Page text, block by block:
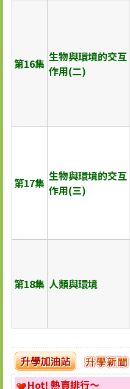
第16集 生物與環境的交互
作用(二)
第17集 生物與環境的交互
作用(三)
第18集 人類與環境
Hot! 熱賣排行～